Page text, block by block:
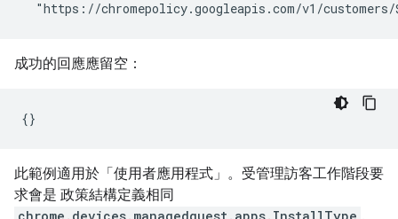
成功的回應應留空：
此範例適用於「使用者應用程式」。受管理訪客工作階段要
求會是 政策結構定義相同